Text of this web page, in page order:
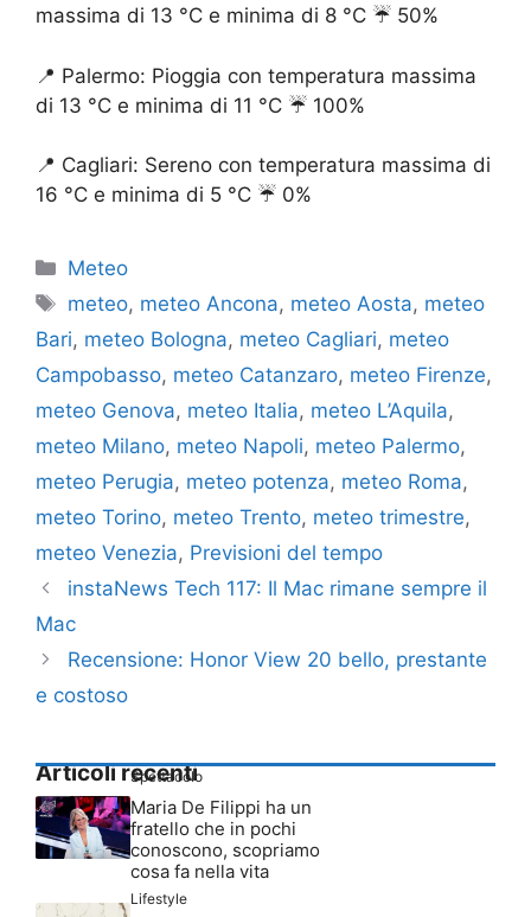
massima di 13 °C e minima di 8 °C ☔️ 50%
📍 Palermo: Pioggia con temperatura massima
di 13 °C e minima di 11 °C ☔️ 100%
📍 Cagliari: Sereno con temperatura massima di
16 °C e minima di 5 °C ☔️ 0%
Categorie
Meteo
Tag
meteo, meteo Ancona, meteo Aosta, meteo
Bari, meteo Bologna, meteo Cagliari, meteo
Campobasso, meteo Catanzaro, meteo Firenze,
meteo Genova, meteo Italia, meteo L’Aquila,
meteo Milano, meteo Napoli, meteo Palermo,
meteo Perugia, meteo potenza, meteo Roma,
meteo Torino, meteo Trento, meteo trimestre,
meteo Venezia, Previsioni del tempo
instaNews Tech 117: Il Mac rimane sempre il
Mac
Recensione: Honor View 20 bello, prestante
e costoso
Articoli recenti
Spettacolo
Maria De Filippi ha un
fratello che in pochi
conoscono, scopriamo
cosa fa nella vita
Lifestyle